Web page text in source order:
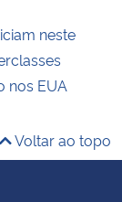
neste
nos EUA
Voltar ao topo